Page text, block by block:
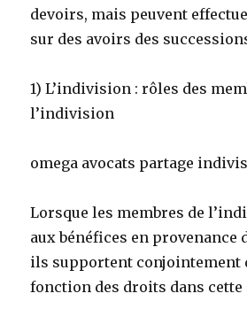
devoirs, mais peuvent
sur des avoirs des
1) L’indivision : rôles des
l’indivision
omega avocats partage
Lorsque les membres de
aux bénéfices en provenance
ils supportent conjointement
fonction des droits dans cette